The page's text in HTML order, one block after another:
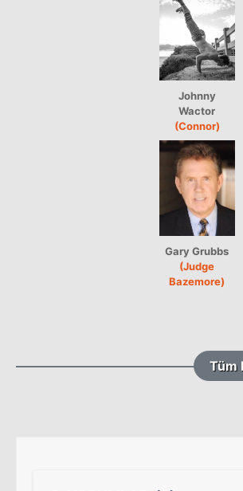
Johnny
Wactor
(Connor)
Gary Grubbs
(Judge
Bazemore)
Tüm